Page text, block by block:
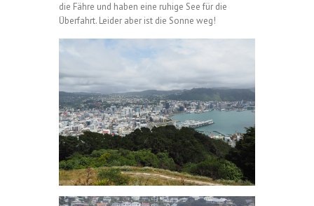
die Fähre und haben eine ruhige See für die
Überfahrt. Leider aber ist die Sonne weg!